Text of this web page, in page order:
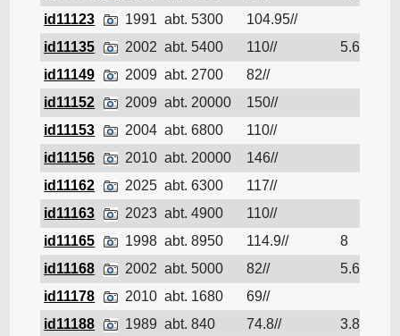
id11123
1991 abt. 5300 104.95//
id11135
2002 abt. 5400 110// 5.6
id11149
2009 abt. 2700 82//
id11152
2009 abt. 20000 150//
id11153
2004 abt. 6800 110//
id11156
2010 abt. 20000 146//
id11162
2025 abt. 6300 117//
id11163
2023 abt. 4900 110//
id11165
1998 abt. 8950 114.9// 8
id11168
2002 abt. 5000 82// 5.6
id11178
2010 abt. 1680 69//
id11188
1989 abt. 840 74.8// 3.8